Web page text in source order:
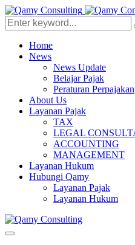
Home
News
News Update
Belajar Pajak
Peraturan Perpajakan
About Us
Layanan Pajak
TAX
LEGAL
ACCOUNTING
MANAGEMENT
Layanan Hukum
Hubungi Qamy
Layanan Pajak
Layanan Hukum